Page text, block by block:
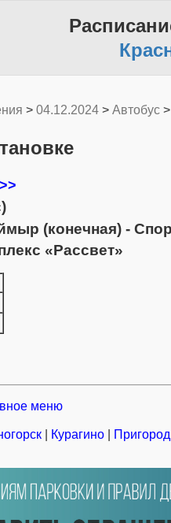
> 04.12.2024 > Автобус
>>
(конечная) -
«Рассвет»
меню
Курагино